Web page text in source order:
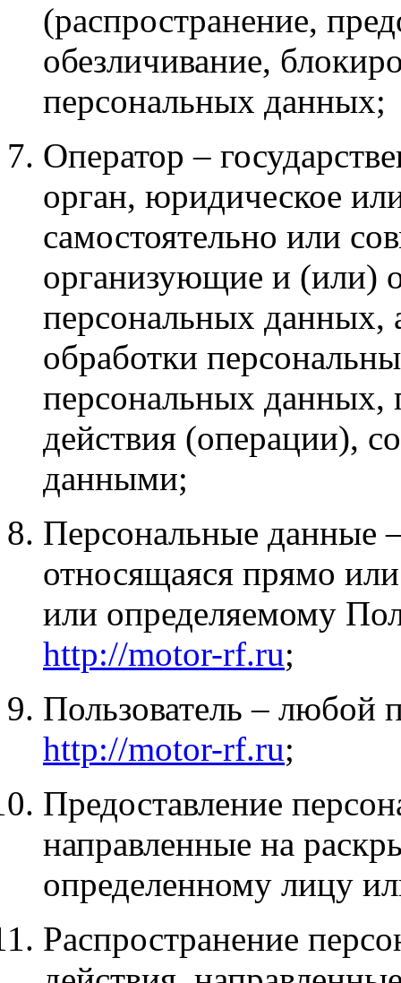
(распространение,
обезличивание,
персональных данных;
Оператор –
орган, юридическое
самостоятельно или
организующие и (или)
персональных данных,
обработки
персональных данных,
действия (операции),
данными;
Персональные данные
относящаяся прямо
или определяемому
http://motor-rf.ru;
Пользователь – любой
http://motor-rf.ru;
Предоставление
направленные на
определенному лицу
Распространение